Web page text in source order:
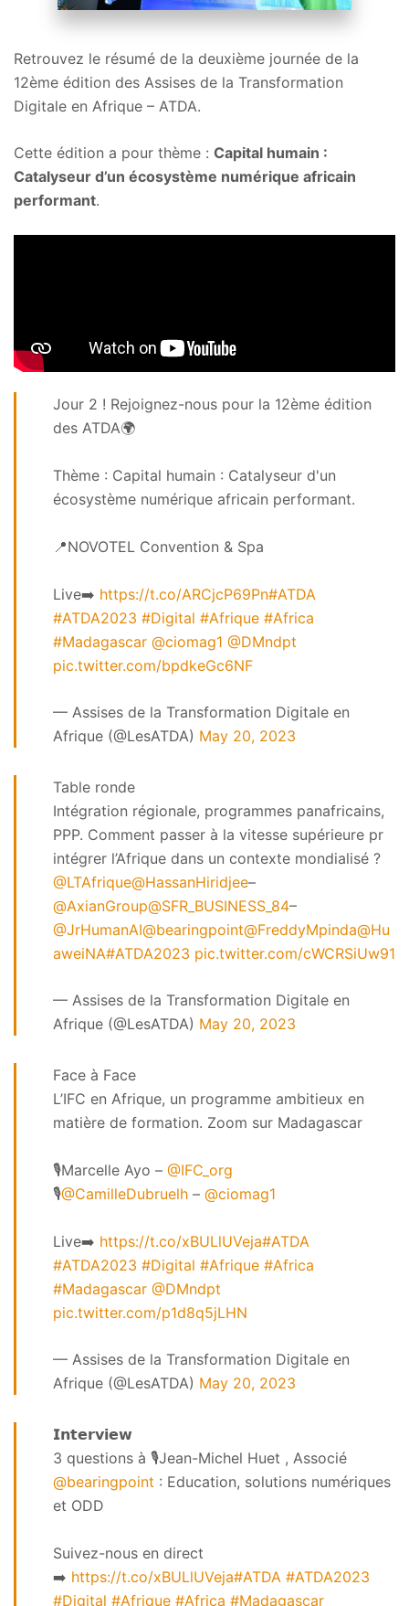
Retrouvez le résumé de la deuxième journée de la
12ème édition des Assises de la Transformation
Digitale en Afrique – ATDA.
Cette édition a pour thème : Capital humain :
Catalyseur d’un écosystème numérique africain
performant.
Jour 2 ! Rejoignez-nous pour la 12ème édition
des ATDA🌍
Thème : Capital humain : Catalyseur d'un
écosystème numérique africain performant.
📍NOVOTEL Convention & Spa
Live➡️ https://t.co/ARCjcP69Pn#ATDA
#ATDA2023 #Digital #Afrique #Africa
#Madagascar @ciomag1 @DMndpt
pic.twitter.com/bpdkeGc6NF
— Assises de la Transformation Digitale en
Afrique (@LesATDA) May 20, 2023
Table ronde
Intégration régionale, programmes panafricains,
PPP. Comment passer à la vitesse supérieure pr
intégrer l’Afrique dans un contexte mondialisé ?
@LTAfrique@HassanHiridjee–
@AxianGroup@SFR_BUSINESS_84–
@JrHumanAI@bearingpoint@FreddyMpinda@Hu
aweiNA#ATDA2023 pic.twitter.com/cWCRSiUw91
— Assises de la Transformation Digitale en
Afrique (@LesATDA) May 20, 2023
Face à Face
L’IFC en Afrique, un programme ambitieux en
matière de formation. Zoom sur Madagascar
🎙️Marcelle Ayo – @IFC_org
🎙️@CamilleDubruelh – @ciomag1
Live➡️ https://t.co/xBULlUVeja#ATDA
#ATDA2023 #Digital #Afrique #Africa
#Madagascar @DMndpt
pic.twitter.com/p1d8q5jLHN
— Assises de la Transformation Digitale en
Afrique (@LesATDA) May 20, 2023
𝗜𝗻𝘁𝗲𝗿𝘃𝗶𝗲𝘄
3 questions à 🎙️Jean-Michel Huet , Associé
@bearingpoint : Education, solutions numériques
et ODD
Suivez-nous en direct
➡️ https://t.co/xBULlUVeja#ATDA #ATDA2023
#Digital #Afrique #Africa #Madagascar